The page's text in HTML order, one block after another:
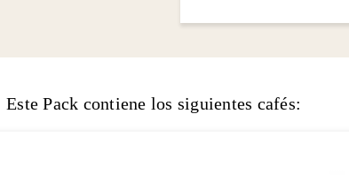
Este Pack contiene los siguientes cafés: